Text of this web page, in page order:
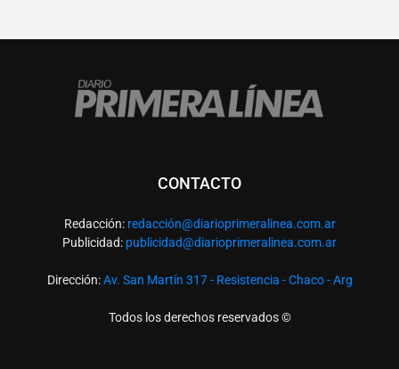
CONTACTO
Redacción: redacción@diarioprimeralinea.com.ar
Publicidad: publicidad@diarioprimeralinea.com.ar
Dirección:Av. San Martín 317 - Resistencia - Chaco - Arg
Todos los derechos reservados ©